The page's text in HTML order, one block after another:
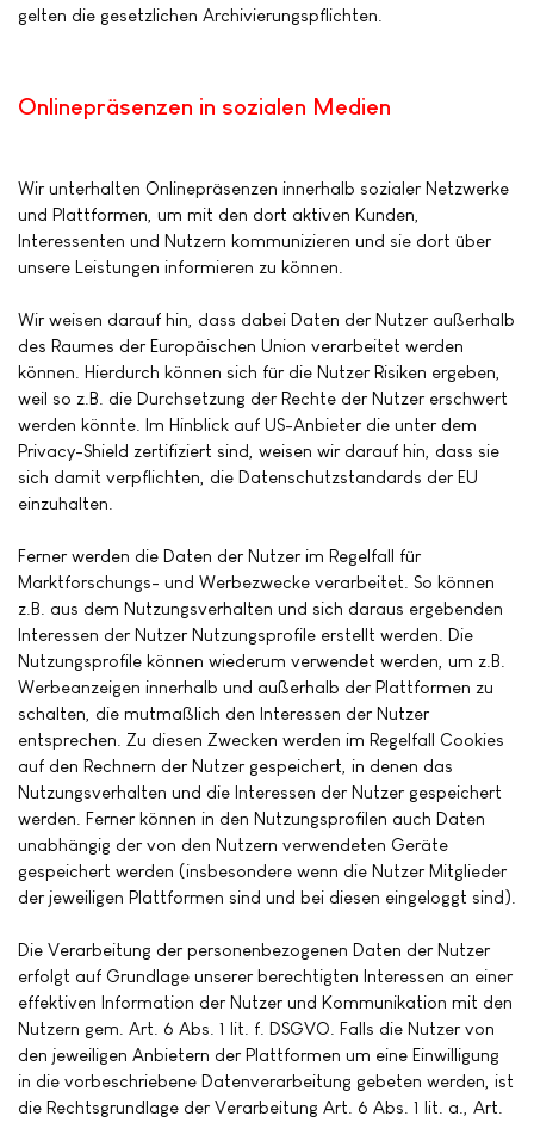
gelten die gesetzlichen Archivierungspflichten.
Onlinepräsenzen in sozialen Medien
Wir unterhalten Onlinepräsenzen innerhalb sozialer Netzwerke
und Plattformen, um mit den dort aktiven Kunden,
Interessenten und Nutzern kommunizieren und sie dort über
unsere Leistungen informieren zu können.
Wir weisen darauf hin, dass dabei Daten der Nutzer außerhalb
des Raumes der Europäischen Union verarbeitet werden
können. Hierdurch können sich für die Nutzer Risiken ergeben,
weil so z.B. die Durchsetzung der Rechte der Nutzer erschwert
werden könnte. Im Hinblick auf US-Anbieter die unter dem
Privacy-Shield zertifiziert sind, weisen wir darauf hin, dass sie
sich damit verpflichten, die Datenschutzstandards der EU
einzuhalten.
Ferner werden die Daten der Nutzer im Regelfall für
Marktforschungs- und Werbezwecke verarbeitet. So können
z.B. aus dem Nutzungsverhalten und sich daraus ergebenden
Interessen der Nutzer Nutzungsprofile erstellt werden. Die
Nutzungsprofile können wiederum verwendet werden, um z.B.
Werbeanzeigen innerhalb und außerhalb der Plattformen zu
schalten, die mutmaßlich den Interessen der Nutzer
entsprechen. Zu diesen Zwecken werden im Regelfall Cookies
auf den Rechnern der Nutzer gespeichert, in denen das
Nutzungsverhalten und die Interessen der Nutzer gespeichert
werden. Ferner können in den Nutzungsprofilen auch Daten
unabhängig der von den Nutzern verwendeten Geräte
gespeichert werden (insbesondere wenn die Nutzer Mitglieder
der jeweiligen Plattformen sind und bei diesen eingeloggt sind).
Die Verarbeitung der personenbezogenen Daten der Nutzer
erfolgt auf Grundlage unserer berechtigten Interessen an einer
effektiven Information der Nutzer und Kommunikation mit den
Nutzern gem. Art. 6 Abs. 1 lit. f. DSGVO. Falls die Nutzer von
den jeweiligen Anbietern der Plattformen um eine Einwilligung
in die vorbeschriebene Datenverarbeitung gebeten werden, ist
die Rechtsgrundlage der Verarbeitung Art. 6 Abs. 1 lit. a., Art.